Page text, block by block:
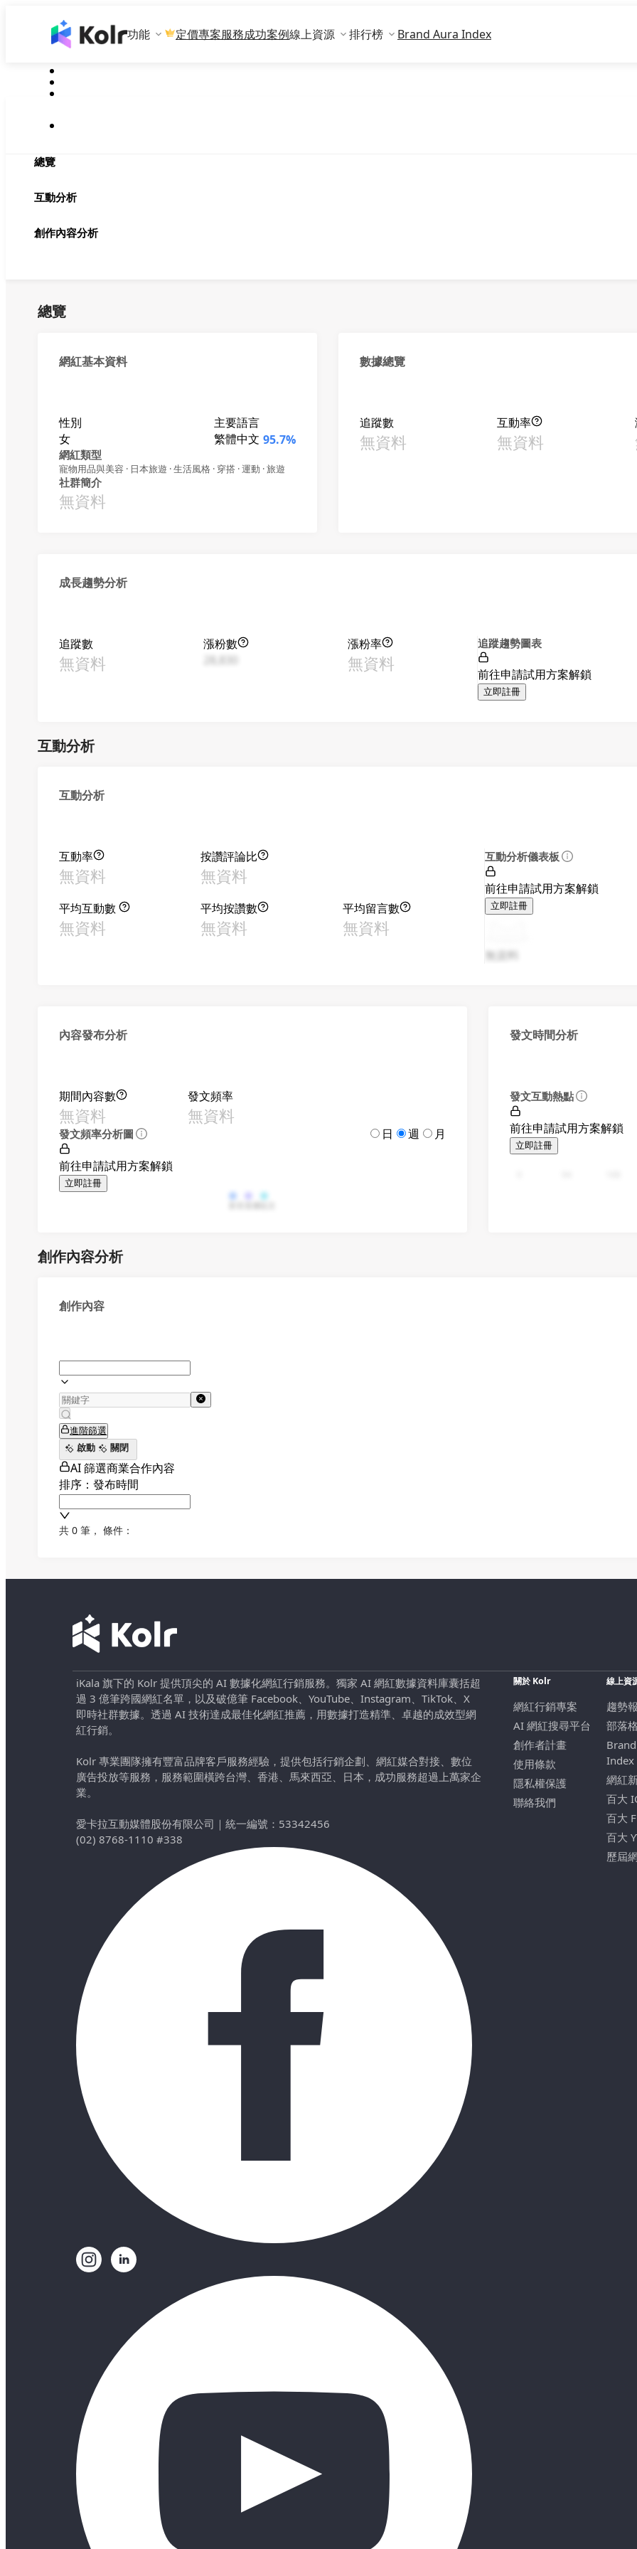
功能 定價專案服務成功案例線上資源 排行榜 Brand Aura Index
總覽
互動分析
創作內容分析
總覽
網紅基本資料
性別
女
主要語言
繁體中文 95.7%
網紅類型
寵物用品與美容 · 日本旅遊 · 生活風格 · 穿搭 · 運動 · 旅遊
社群簡介
無資料
數據總覽
追蹤數
無資料
互動率
無資料
成長趨勢分析
追蹤數
無資料
漲粉數
漲粉率
無資料
追蹤趨勢圖表
前往申請試用方案解鎖
立即註冊
互動分析
互動分析
互動率
無資料
按讚評論比
無資料
平均互動數
無資料
平均按讚數
無資料
平均留言數
無資料
互動分析儀表板
前往申請試用方案解鎖
立即註冊
無資料
內容發布分析
期間內容數
無資料
發文頻率
無資料
發文頻率分析圖 日 週 月
前往申請試用方案解鎖
立即註冊
發文時間分析
發文互動熱點
前往申請試用方案解鎖
立即註冊
創作內容分析
創作內容
進階篩選
啟動
關閉
AI 篩選商業合作內容
排序：發布時間
共 0 筆 ， 條件：
iKala 旗下的 Kolr 提供頂尖的 AI 數據化網紅行銷服務。獨家 AI 網紅數據資料庫囊括超
過 3 億筆跨國網紅名單，以及破億筆 Facebook、YouTube、Instagram、TikTok、X
即時社群數據。透過 AI 技術達成最佳化網紅推薦，用數據打造精準、卓越的成效型網
紅行銷。
Kolr 專業團隊擁有豐富品牌客戶服務經驗，提供包括行銷企劃、網紅媒合對接、數位
廣告投放等服務，服務範圍橫跨台灣、香港、馬來西亞、日本，成功服務超過上萬家企
業。
愛卡拉互動媒體股份有限公司 ｜ 統一編號：53342456
(02) 8768-1110 #338
關於 Kolr
網紅行銷專案
AI 網紅搜尋平台
創作者計畫
使用條款
隱私權保護
聯絡我們
線上資
趨勢
部落格
Index
網紅
百大
百大
百大
歷屆